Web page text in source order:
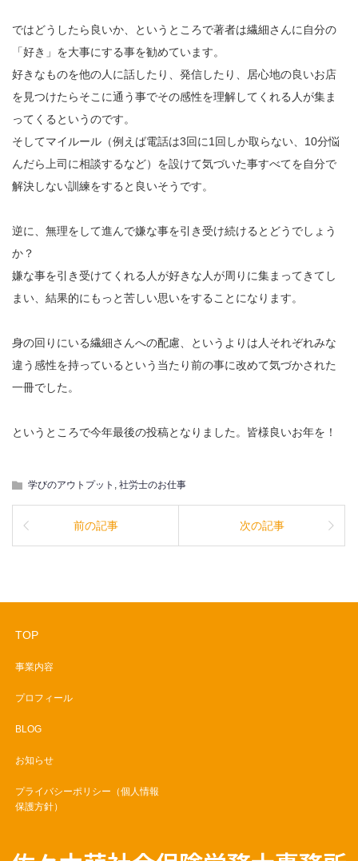
ではどうしたら良いか、というところで著者は繊細さんに自分の
「好き」を大事にする事を勧めています。
好きなものを他の人に話したり、発信したり、居心地の良いお店
を見つけたらそこに通う事でその感性を理解してくれる人が集ま
ってくるというのです。
そしてマイルール（例えば電話は3回に1回しか取らない、10分悩
んだら上司に相談するなど）を設けて気づいた事すべてを自分で
解決しない訓練をすると良いそうです。
逆に、無理をして進んで嫌な事を引き受け続けるとどうでしょう
か？
嫌な事を引き受けてくれる人が好きな人が周りに集まってきてし
まい、結果的にもっと苦しい思いをすることになります。
身の回りにいる繊細さんへの配慮、というよりは人それぞれみな
違う感性を持っているという当たり前の事に改めて気づかされた
一冊でした。
というところで今年最後の投稿となりました。皆様良いお年を！
学びのアウトプット 社労士のお仕事
前の記事 次の記事
TOP
事業内容
プロフィール
BLOG
お知らせ
プライバシーポリシー（個人情報
保護方針）